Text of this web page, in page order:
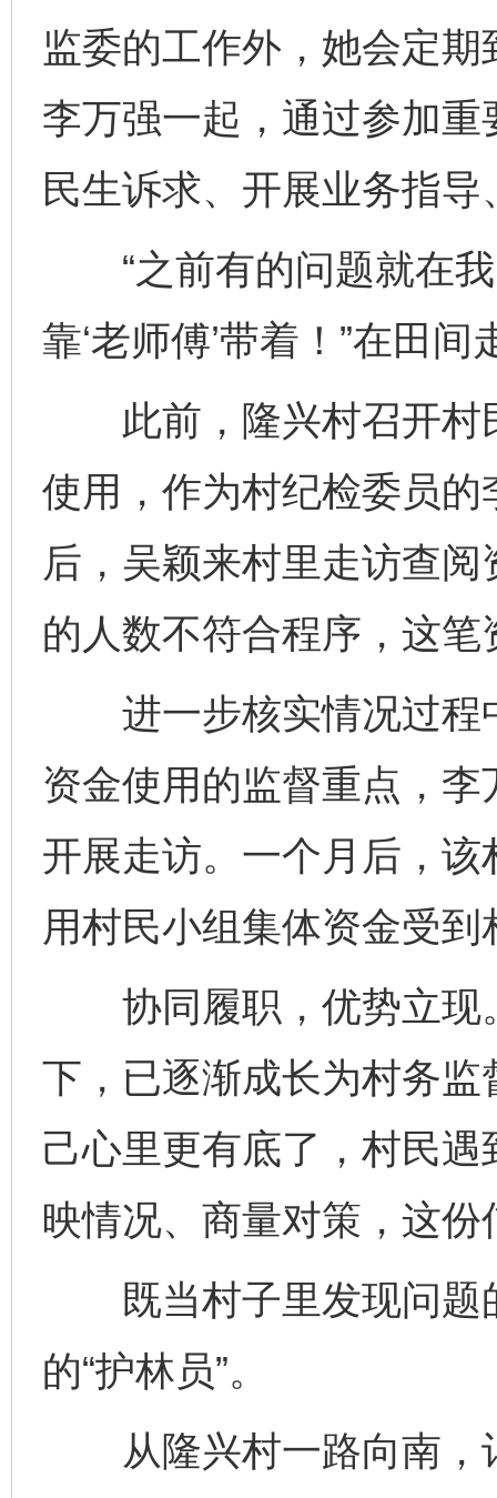
监委的工作外，她会定
李万强一起，通过参加
民生诉求、开展业务指
“之前有的问题就在我
靠‘老师傅’带着！”在田
此前，隆兴村召开村
使用，作为村纪检委员
后，吴颖来村里走访查
的人数不符合程序，这
进一步核实情况过程
资金使用的监督重点，
开展走访。一个月后，
用村民小组集体资金受到
协同履职，优势立现
下，已逐渐成长为村务监
己心里更有底了，村民
映情况、商量对策，这
既当村子里发现问题
的“护林员”。
从隆兴村一路向南，